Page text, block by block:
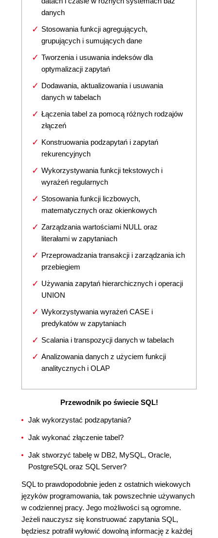
danych
Stosowania funkcji agregujących,
grupujących i sumujących dane
Tworzenia i usuwania indeksów dla
optymalizacji zapytań
Dodawania, aktualizowania i usuwania
danych w tabelach
Łączenia tabel za pomocą różnych rodzajów
złączeń
Konstruowania podzapytań i zapytań
rekurencyjnych
Wykorzystywania funkcji tekstowych i
wyrażeń regularnych
Stosowania funkcji liczbowych,
matematycznych oraz okienkowych
Zarządzania wartościami NULL oraz
literałami w zapytaniach
Przeprowadzania transakcji i zarządzania ich
przebiegiem
Używania zapytań hierarchicznych i operacji
UNION
Wykorzystywania wyrażeń CASE i
predykatów w zapytaniach
Scalania i transpozycji danych w tabelach
Analizowania danych z użyciem funkcji
analitycznych i OLAP
Przewodnik po świecie SQL!
Jak wykorzystać podzapytania?
Jak wykonać złączenie tabel?
Jak stworzyć tabelę w DB2, MySQL, Oracle,
PostgreSQL oraz SQL Server?
SQL to prawdopodobnie jeden z ostatnich wiekowych
języków programowania, tak powszechnie używanych
w codziennej pracy. Jego możliwości są ogromne.
Jeżeli nauczysz się konstruować zapytania SQL,
będziesz potrafił wyłowić dowolną informację z każdej